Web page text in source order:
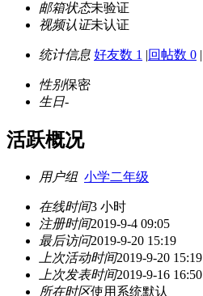
邮箱状态未验证
视频认证未认证
统计信息 好友数 1 |回帖数 0 |
性别保密
生日-
活跃概况
用户组 小学二年级
在线时间3 小时
注册时间2019-9-4 09:05
最后访问2019-9-20 15:19
上次活动时间2019-9-20 15:19
上次发表时间2019-9-16 16:50
所在时区使用系统默认